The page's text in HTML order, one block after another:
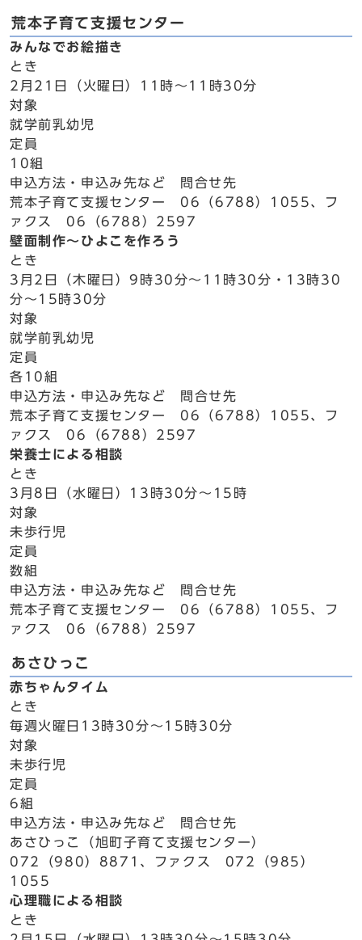
荒本子育て支援センター
みんなでお絵描き
とき
2月21日（火曜日）11時～11時30分
対象
就学前乳幼児
定員
10組
申込方法・申込み先など 問合せ先
荒本子育て支援センター 06（6788）1055、フ
ァクス 06（6788）2597
壁面制作～ひよこを作ろう
とき
3月2日（木曜日）9時30分～11時30分・13時30
分～15時30分
対象
就学前乳幼児
定員
各10組
申込方法・申込み先など 問合せ先
荒本子育て支援センター 06（6788）1055、フ
ァクス 06（6788）2597
栄養士による相談
とき
3月8日（水曜日）13時30分～15時
対象
未歩行児
定員
数組
申込方法・申込み先など 問合せ先
荒本子育て支援センター 06（6788）1055、フ
ァクス 06（6788）2597
あさひっこ
赤ちゃんタイム
とき
毎週火曜日13時30分～15時30分
対象
未歩行児
定員
6組
申込方法・申込み先など 問合せ先
あさひっこ（旭町子育て支援センター）
072（980）8871、ファクス 072（985）
1055
心理職による相談
とき